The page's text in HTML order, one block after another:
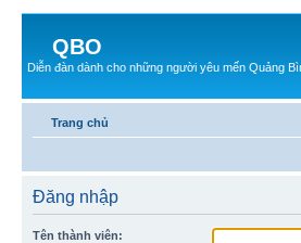
QBO
Diễn đàn dành cho những người yêu mến Quảng
Trang chủ
Đăng nhập
Tên thành viên: